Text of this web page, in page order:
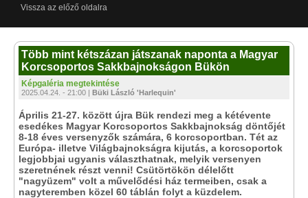
Vissza az előző oldalra
Több mint kétszázan játszanak naponta a Magyar
Korcsoportos Sakkbajnokságon Bükön
Képgaléria megtekintése
2025.04.24. - 21:00 | Büki László 'Harlequin'
Április 21-27. között újra Bük rendezi meg a kétévente
esedékes Magyar Korcsoportos Sakkbajnokság döntőjét
8-18 éves versenyzők számára, 6 korcsoportban. Tét az
Európa- illetve Világbajnokságra kijutás, a korcsoportok
legjobbjai ugyanis választhatnak, melyik versenyen
szeretnének részt venni! Csütörtökön délelőtt
"nagyüzem" volt a művelődési ház termeiben, csak a
nagyteremben közel 60 táblán folyt a küzdelem.